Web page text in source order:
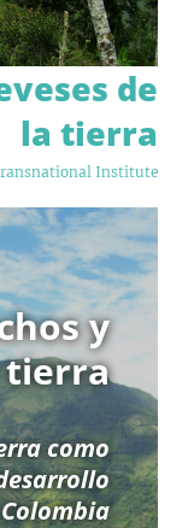
de
la tierra
Institute
y
tierra
como